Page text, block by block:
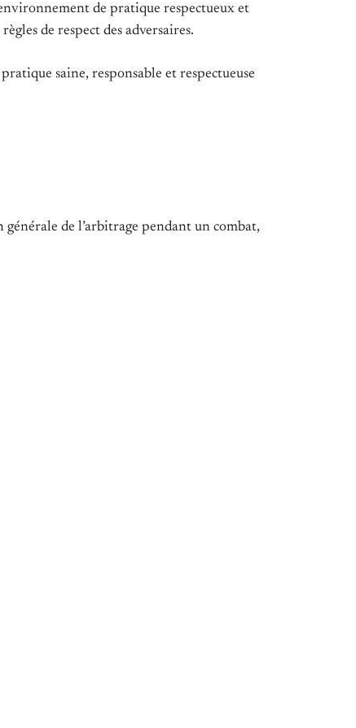
de pratique respectueux et
de respect des adversaires.
saine, responsable et respectueuse
générale de l’arbitrage pendant un combat,